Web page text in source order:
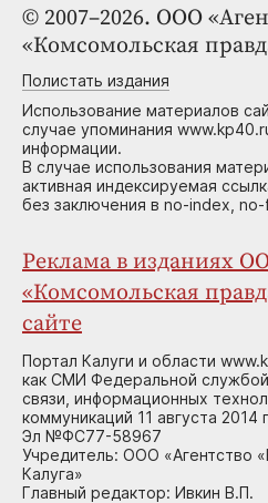
© 2007–2026. ООО
«Комсомольская
Полистать издания
Использование материалов
случае упоминания
информации.
В случае использования
активная индексируемая
без заключения в no-index,
Реклама в изданиях
«Комсомольская
сайте
Портал Калуги и области
как СМИ Федеральной
связи, информационных
коммуникаций 11 августа
Эл №ФС77-58967
Учредитель: ООО «Агентство
Калуга»
Главный редактор: Ивкин В.П.